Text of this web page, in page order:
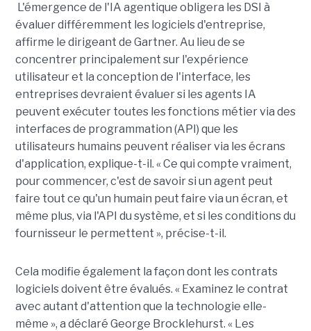
L'émergence de l'IA agentique obligera les DSI à
évaluer différemment les logiciels d'entreprise,
affirme le dirigeant de Gartner. Au lieu de se
concentrer principalement sur l'expérience
utilisateur et la conception de l'interface, les
entreprises devraient évaluer si les agents IA
peuvent exécuter toutes les fonctions métier via des
interfaces de programmation (API) que les
utilisateurs humains peuvent réaliser via les écrans
d'application, explique-t-il. « Ce qui compte vraiment,
pour commencer, c'est de savoir si un agent peut
faire tout ce qu'un humain peut faire via un écran, et
même plus, via l'API du système, et si les conditions du
fournisseur le permettent », précise-t-il.
Cela modifie également la façon dont les contrats
logiciels doivent être évalués. « Examinez le contrat
avec autant d'attention que la technologie elle-
même », a déclaré George Brocklehurst. « Les